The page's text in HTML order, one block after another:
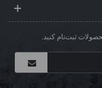
ثبت‌نام کنید.